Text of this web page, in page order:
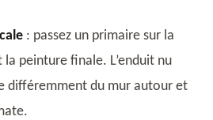
: passez un primaire sur la
peinture finale. L’enduit nu
différemment du mur autour et